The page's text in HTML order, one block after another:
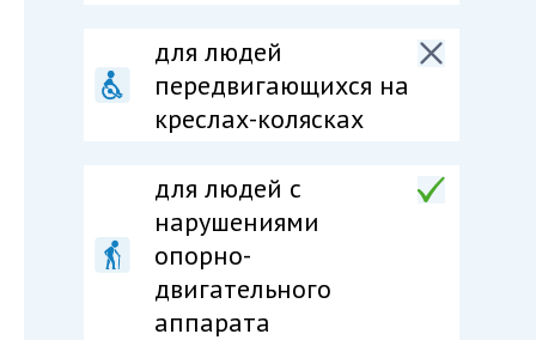
для людей
передвигающихся на
креслах-колясках
для людей c
нарушениями
опорно-
двигательного
аппарата